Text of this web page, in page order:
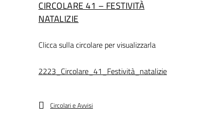
CIRCOLARE 41 – FESTIVITÀ
NATALIZIE
Clicca sulla circolare per visualizzarla
2223_Circolare_41_Festività_natalizie
Circolari e Avvisi